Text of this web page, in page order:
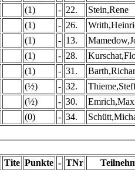
(1) - 22.
Stein,Rene
(1) - 26.
(1) - 13.
(1) - 28.
(1) - 31.
(½) - 32.
(½) - 30.
(0) - 34.
Tite Punkte - TNr